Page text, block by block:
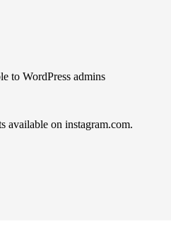
to WordPress admins
available on instagram.com.